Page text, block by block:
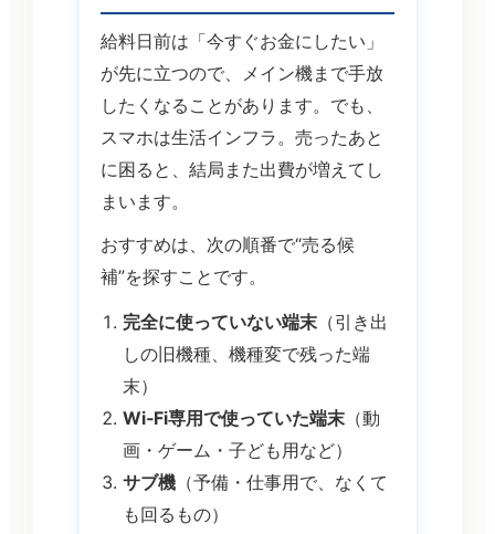
給料日前は「今すぐお金にしたい」
が先に立つので、メイン機まで手放
したくなることがあります。でも、
スマホは生活インフラ。売ったあと
に困ると、結局また出費が増えてし
まいます。
おすすめは、次の順番で“売る候
補”を探すことです。
完全に使っていない端末 （引き出
しの旧機種、機種変で残った端
末）
Wi‑Fi専用で使っていた端末 （動
画・ゲーム・子ども用など）
サブ機 （予備・仕事用で、なくて
も回るもの）